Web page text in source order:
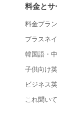
料金とサ
料金プラン
プラスネ
韓国語・
子供向け
ビジネス
これ聞い